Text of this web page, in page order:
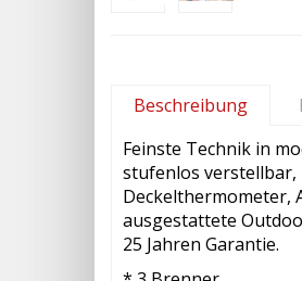
Beschreibung
Feinste Technik in
stufenlos verstellbar,
Deckelthermometer,
ausgestattete
25 Jahren Garantie.